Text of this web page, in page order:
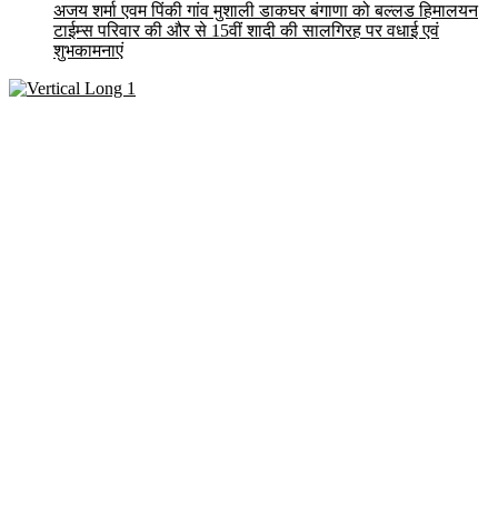
अजय शर्मा एवम पिंकी गांव मुशाली डाकघर बंगाणा को बल्लड हिमालयन
टाईम्स परिवार की और से 15वीं शादी की सालगिरह पर वधाई एवं
शुभकामनाएं